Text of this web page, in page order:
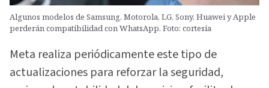
Algunos modelos de Samsung, Motorola, LG, Sony, Huawei y Apple
perderán compatibilidad con WhatsApp. Foto: cortesía
Meta realiza periódicamente este tipo de
actualizaciones para reforzar la seguridad,